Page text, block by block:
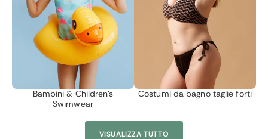
Bambini & Children's
Swimwear
Costumi da bagno taglie forti
VISUALIZZA TUTTO